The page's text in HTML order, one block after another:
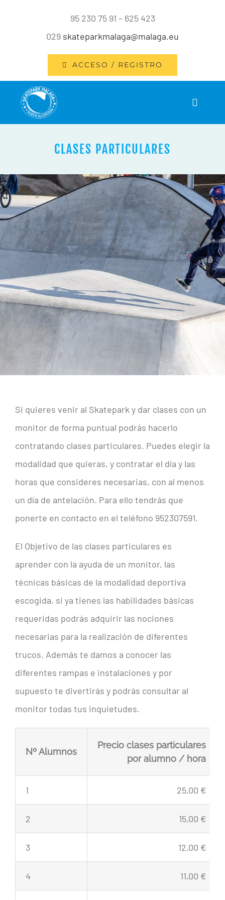
95 230 75 91 – 625 423
029 skateparkmalaga@malaga.eu
ACCESO / REGISTRO
Toggle
SERVICIOS
PRECIOS Y HORARIOS
CLASES PARTICULARES
Si quieres venir al Skatepark y dar clases con un
monitor de forma puntual podrás hacerlo
contratando clases particulares. Puedes elegir la
modalidad que quieras, y contratar el día y las
horas que consideres necesarias, con al menos
un día de antelación. Para ello tendrás que
ponerte en contacto en el teléfono 952307591.
El Objetivo de las clases particulares es
aprender con la ayuda de un monitor, las
técnicas básicas de la modalidad deportiva
escogida, si ya tienes las habilidades básicas
requeridas podrás adquirir las nociones
necesarias para la realización de diferentes
trucos. Además te damos a conocer las
diferentes rampas e instalaciones y por
supuesto te divertirás y podrás consultar al
monitor todas tus inquietudes.
Nº Alumnos
Precio clases particulares
por alumno / hora
1 25,00 €
2 15,00 €
3 12,00 €
4 11,00 €